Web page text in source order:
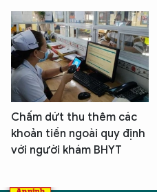
Chấm dứt thu thêm các
khoản tiền ngoài quy định
với người khám BHYT